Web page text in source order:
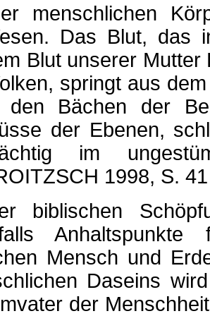
menschlichen
Das Blut, das
Blut unserer
springt aus
den Bächen der
der Ebenen,
im
1998, S.
biblischen
Mensch und
Daseins
der